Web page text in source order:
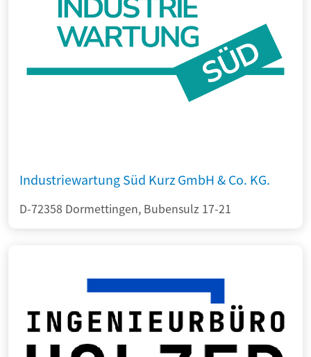
Industriewartung Süd Kurz GmbH & Co. KG.
D-72358 Dormettingen, Bubensulz 17-21